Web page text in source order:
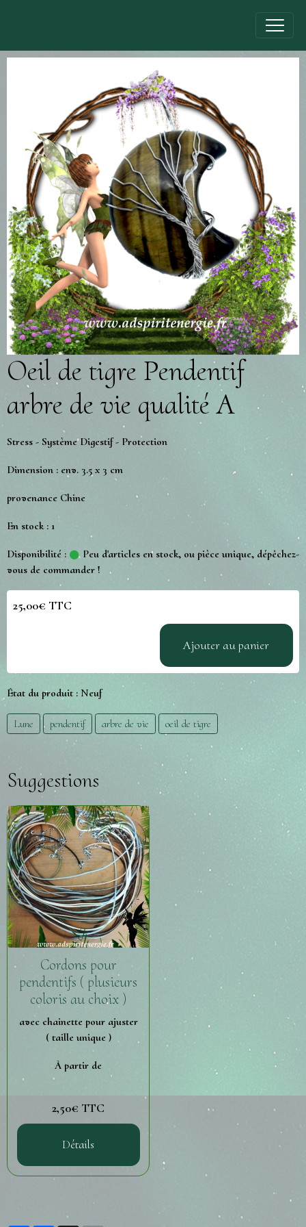
Oeil de tigre Pendentif
arbre de vie qualité A
Stress - Système Digestif - Protection
Dimension : env. 3.5 x 3 cm
provenance Chine
En stock : 1
Disponibilité :
Peu d'articles en stock, ou pièce unique, dépêchez-
vous de commander !
25,00€ TTC
Ajouter au panier
État du produit : Neuf
Lune pendentif arbre de vie oeil de tigre
Suggestions
Cordons pour
pendentifs ( plusieurs
coloris au choix )
avec chainette pour ajuster
( taille unique )
À partir de
2,50€ TTC
Détails